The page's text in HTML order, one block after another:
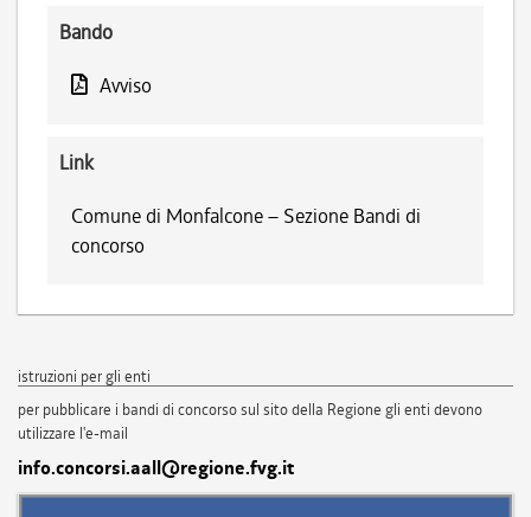
Bando
Avviso
Link
Comune di Monfalcone – Sezione Bandi di
concorso
istruzioni per gli enti
per pubblicare i bandi di concorso sul sito della Regione gli enti devono
utilizzare l'e-mail
info.concorsi.aall@regione.fvg.it